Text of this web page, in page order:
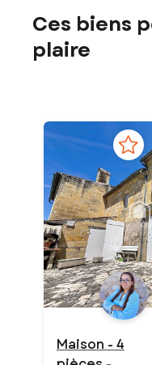
Ces biens
plaire
Maison - 4